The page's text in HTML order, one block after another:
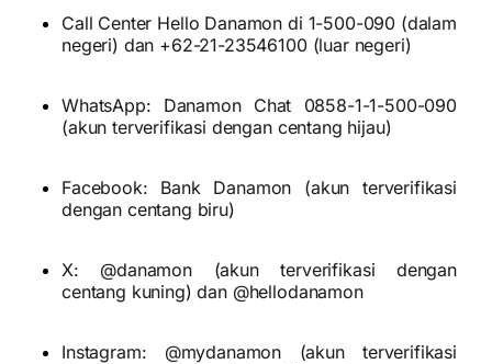
Call Center Hello Danamon di 1-500-090 (dalam
negeri) dan +62-21-23546100 (luar negeri)
WhatsApp: Danamon Chat 0858-1-1-500-090
(akun terverifikasi dengan centang hijau)
Facebook: Bank Danamon (akun terverifikasi
dengan centang biru)
X: @danamon (akun terverifikasi dengan
centang kuning) dan @hellodanamon
Instagram: @mydanamon (akun terverifikasi